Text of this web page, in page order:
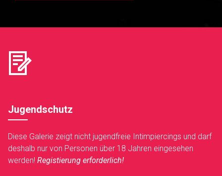
Jugendschutz
Diese Galerie zeigt nicht jugendfreie Intimpiercings und darf
deshalb nur von Personen über 18 Jahren eingesehen
werden! Registierung erforderlich!